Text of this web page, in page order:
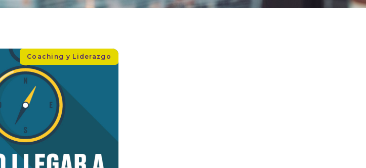
Coaching y Liderazgo